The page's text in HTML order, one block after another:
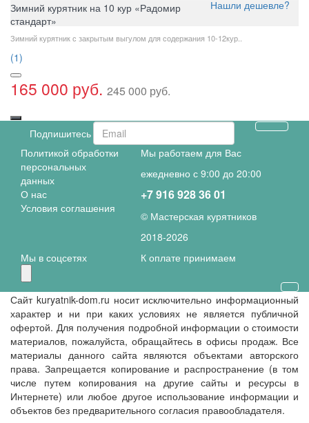
Нашли дешевле?
Зимний курятник на 10 кур «Радомир
стандарт»
Зимний курятник с закрытым выгулом для содержания 10-12кур..
(1)
165 000 руб. 245 000 руб.
Подпишитесь и получите скидку
Политикой обработки
персональных
данных
О нас
Условия соглашения
Мы работаем для Вас
ежедневно с 9:00 до 20:00
+7 916 928 36 01
© Мастерская курятников
2018-2026
Мы в соцсетях
К оплате принимаем
Сайт kuryatnik-dom.ru носит исключительно информационный
характер и ни при каких условиях не является публичной
офертой. Для получения подробной информации о стоимости
материалов, пожалуйста, обращайтесь в офисы продаж. Все
материалы данного сайта являются объектами авторского
права. Запрещается копирование и распространение (в том
числе путем копирования на другие сайты и ресурсы в
Интернете) или любое другое использование информации и
объектов без предварительного согласия правообладателя.